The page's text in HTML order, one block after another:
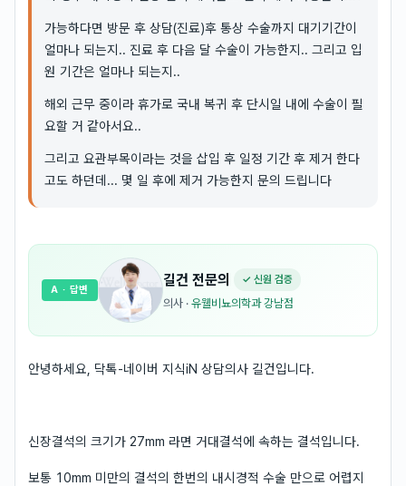
가능하다면 방문 후 상담(진료)후 통상 수술까지 대기기간이
얼마나 되는지.. 진료 후 다음 달 수술이 가능한지.. 그리고 입
원 기간은 얼마나 되는지..
해외 근무 중이라 휴가로 국내 복귀 후 단시일 내에 수술이 필
요할 거 같아서요..
그리고 요관부목이라는 것을 삽입 후 일정 기간 후 제거 한다
고도 하던데... 몇 일 후에 제거 가능한지 문의 드립니다
길건 전문의 ✓ 신원 검증
의사 · 유웰비뇨의학과 강남점
A · 답변
안녕하세요, 닥톡-네이버 지식iN 상담의사 길건입니다.
신장결석의 크기가 27mm 라면 거대결석에 속하는 결석입니다.
보통 10mm 미만의 결석의 한번의 내시경적 수술 만으로 어렵지